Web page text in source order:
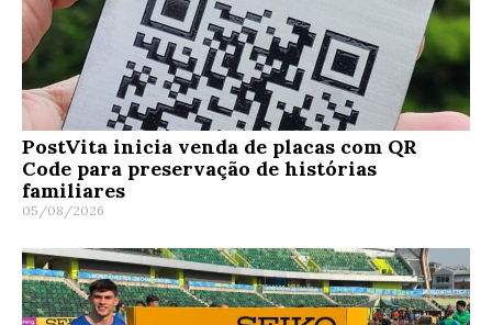
PostVita inicia venda de placas com QR
Code para preservação de histórias
familiares
05/08/2026